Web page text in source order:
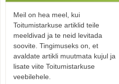
Meil on hea meel, kui
Toitumistarkuse artiklid teile
meeldivad ja te neid levitada
soovite. Tingimuseks on, et
avaldate artikli muutmata kujul ja
lisate viite Toitumistarkuse
veebilehele.